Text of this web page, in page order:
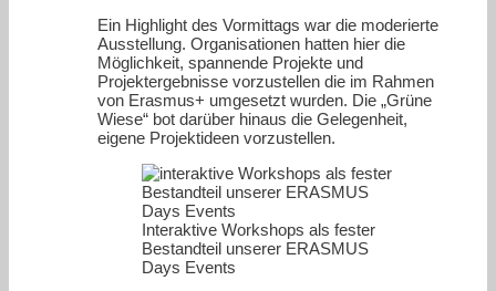
Ein Highlight des Vormittags war die moderierte
Ausstellung. Organisationen hatten hier die
Möglichkeit, spannende Projekte und
Projektergebnisse vorzustellen die im Rahmen
von Erasmus+ umgesetzt wurden. Die „Grüne
Wiese“ bot darüber hinaus die Gelegenheit,
eigene Projektideen vorzustellen.
Interaktive Workshops als fester
Bestandteil unserer ERASMUS
Days Events